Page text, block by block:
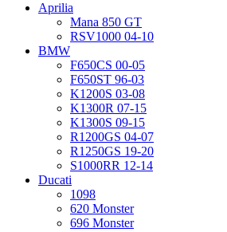
Aprilia
Mana 850 GT
RSV1000 04-10
BMW
F650CS 00-05
F650ST 96-03
K1200S 03-08
K1300R 07-15
K1300S 09-15
R1200GS 04-07
R1250GS 19-20
S1000RR 12-14
Ducati
1098
620 Monster
696 Monster